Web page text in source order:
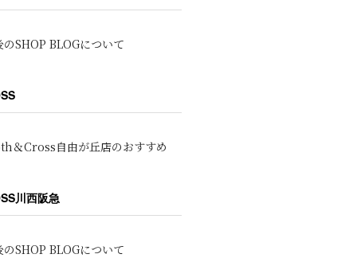
のSHOP BLOGについて
＆Cross自由が丘店のおすすめ
川西阪急
のSHOP BLOGについて